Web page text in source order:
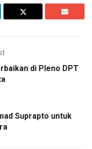
di Pleno DPT
Suprapto untuk